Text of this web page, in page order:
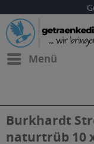
Menü
Burkhardt
naturtrüb 10